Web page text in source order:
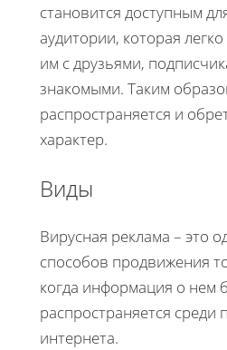
становится доступным
аудитории, которая
им с друзьями,
знакомыми. Таким
распространяется и
характер.
Виды
Вирусная реклама – это
способов продвижения
когда информация о нем
распространяется среди
интернета.